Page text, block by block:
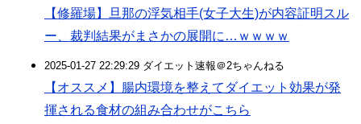
【修羅場】旦那の浮気相手(女子大生)が内容証明スル
ー、裁判結果がまさかの展開に…ｗｗｗｗ
2025-01-27 22:29:29 ダイエット速報＠2ちゃんねる
【オススメ】腸内環境を整えてダイエット効果が発
揮される食材の組み合わせがこちら